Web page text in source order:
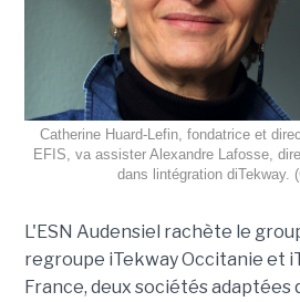
Catherine Huard-Lefin, fondatrice et
EFIS, va assister Alexandre Lafosse,
dans lintégration
L'ESN Audensiel rachète le
regroupe iTekway Occitanie et
France, deux sociétés adaptées